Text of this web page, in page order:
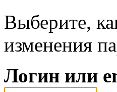
Выберите,
изменения
Логин или